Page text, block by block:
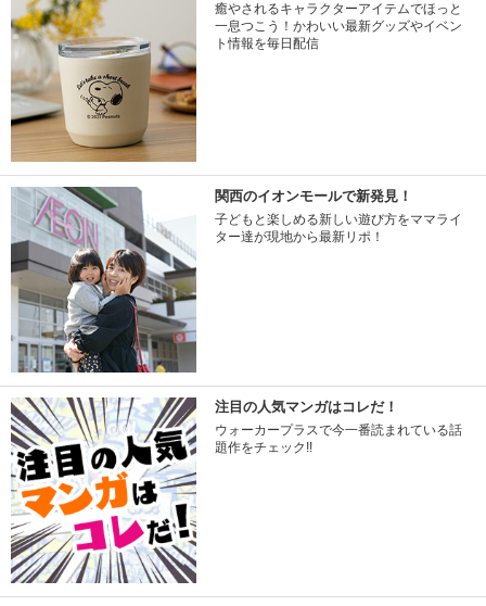
癒やされるキャラクターアイテムでほっと
一息つこう！かわいい最新グッズやイベン
ト情報を毎日配信
関西のイオンモールで新発見！
子どもと楽しめる新しい遊び方をママライ
ター達が現地から最新リポ！
注目の人気マンガはコレだ！
ウォーカープラスで今一番読まれている話
題作をチェック!!